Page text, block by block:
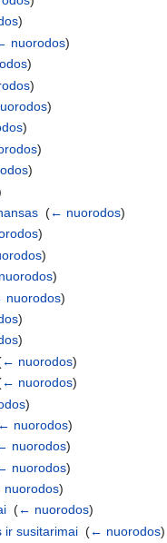
)
nuorodos)
)
)
)
)
)
)
‎(← nuorodos)
)
)
)
nuorodos)
)
)
← nuorodos)
← nuorodos)
)
← nuorodos)
nuorodos)
nuorodos)
nuorodos)
‎(← nuorodos)
ir susitarimai ‎(← nuorodos)